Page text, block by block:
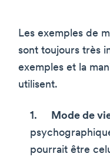
Les exemples de
sont toujours très
exemples et la
utilisent.
Mode de
pourrait être